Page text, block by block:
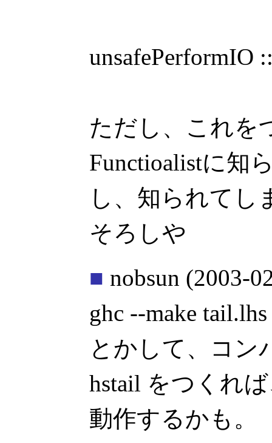
unsafePerformIO
ただし、これを
Functioalistに知
し、知られてし
そろしや
■ nobsun (2003-
ghc --make
とかして、コン
hstail をつくれ
動作するかも。